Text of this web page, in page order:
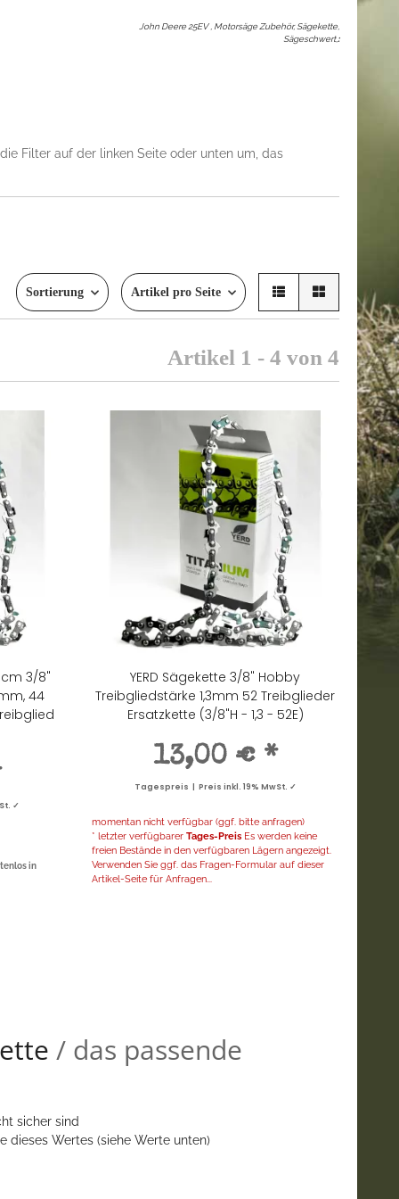
John Deere 25EV , Motorsäge Zubehör, Sägekette,
Sägeschwert,:
Filter auf der linken Seite oder unten um, das
Sortierung Artikel pro Seite
Artikel 1 - 4 von 4
3/8"
44
✓
in
YERD Sägekette 3/8" Hobby
Treibgliedstärke 1,3mm 52 Treibglieder
Ersatzkette (3/8"H - 1,3 - 52E)
13,00 € *
Tagespreis | Preis inkl. 19% MwSt. ✓
momentan nicht verfügbar (ggf. bitte anfragen)
* letzter verfügbarer Tages-PreisEs werden keine
freien Bestände in den verfügbaren Lägern angezeigt.
Verwenden Sie ggf. das Fragen-Formular auf dieser
Artikel-Seite für Anfragen...
/ das passende
sicher sind
dieses Wertes (siehe Werte unten)